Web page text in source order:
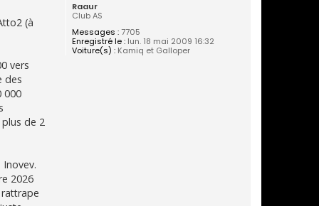
Raaur
Club AS
Messages :7705
Enregistré le :lun. 18 mai 2009 16:32
Voiture(s) :Kamiq et Galloper
(à
vers
des
000
de 2
2026
rattrape